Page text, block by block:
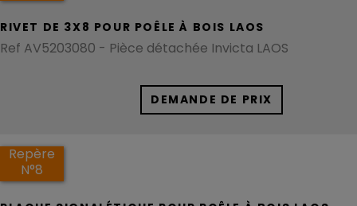
RIVET DE 3X8 POUR POÊLE À BOIS LAOS
Ref AV5203080 - Pièce détachée Invicta LAOS
DEMANDE DE PRIX
Repère
N°8